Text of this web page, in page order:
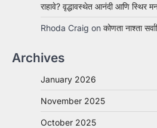
राहावे? वृद्धावस्थेत आनंदी आणि स्थिर
Rhoda Craig on कोणता नाश्ता
Archives
January 2026
November 2025
October 2025